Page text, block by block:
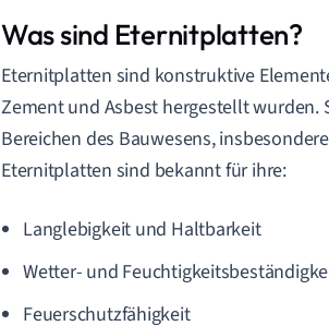
Was sind Eternitplatten?
Eternitplatten sind konstruktive
Zement und Asbest hergestellt wurden.
Bereichen des Bauwesens,
Eternitplatten sind bekannt für ihre:
Langlebigkeit und Haltbarkeit
Wetter- und
Feuerschutzfähigkeit